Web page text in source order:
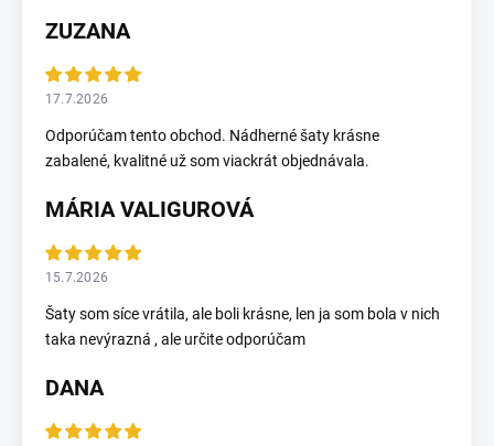
ZUZANA
17.7.2026
Odporúčam tento obchod. Nádherné šaty krásne
zabalené, kvalitné už som viackrát objednávala.
MÁRIA VALIGUROVÁ
15.7.2026
Šaty som síce vrátila, ale boli krásne, len ja som bola v nich
taka nevýrazná , ale určite odporúčam
DANA